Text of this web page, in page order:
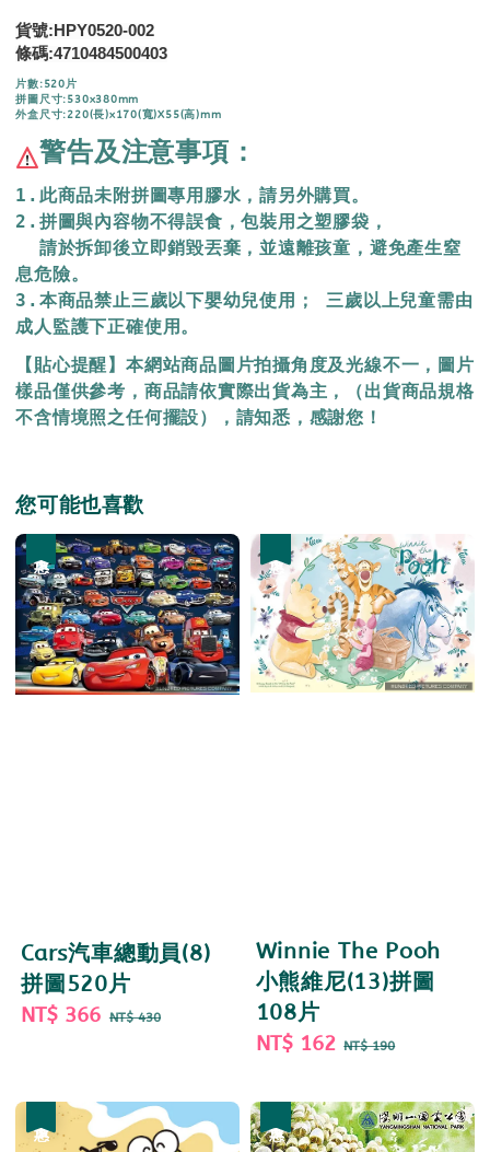
貨號:HPY0520-002
條碼:4710484500403
片數:520片
拼圖尺寸:530x380mm
外盒尺寸:220(長)x170(寬)X55(高)mm
警告及注意事項：
1.此商品未附拼圖專用膠水，請另外購買。
2.拼圖與內容物不得誤食，包裝用之塑膠袋，
  請於拆卸後立即銷毀丟棄，
並遠離孩童，避免產生窒
息危險。
3.本商品禁止三歲以下嬰幼兒使用； 三歲以上兒童需由
成人監護下正確使用。
【貼心提醒】本網站商品圖片拍攝角度及光線不一，圖片
樣品僅供參考，商品請依實際出貨為主，（出貨商品規格
不含情境照之任何擺設），請知悉，感謝您！
您可能也喜歡
Cars汽車總動員(8)
拼圖520片
Sale
NT$ 366 Regular
NT$ 430
Winnie The Pooh
小熊維尼(13)拼圖
108片
Sale
NT$ 162 Regular
NT$ 190